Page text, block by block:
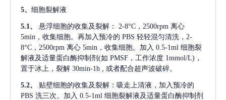
5、 细胞裂解液
5.1、 悬浮细胞的收集及裂解：
2-8°C，2500rpm 离心
5min，收集细胞。再加入预冷的 PBS 轻轻混匀清洗，2-
8°C，2500rpm 离心 5min，收集细胞。加入 0.5-1ml 细胞裂
解液及适量蛋白酶抑制剂(如 PMSF，工作浓度 1mmol/L)，
置于冰上，裂解 30min-1h , 或者配合超声波破碎。
5.2、
贴壁细胞的收集及裂解：吸走上清液，加入预冷的
PBS 洗三次。加入 0.5-1ml 细胞裂解液及适量蛋白酶抑制剂